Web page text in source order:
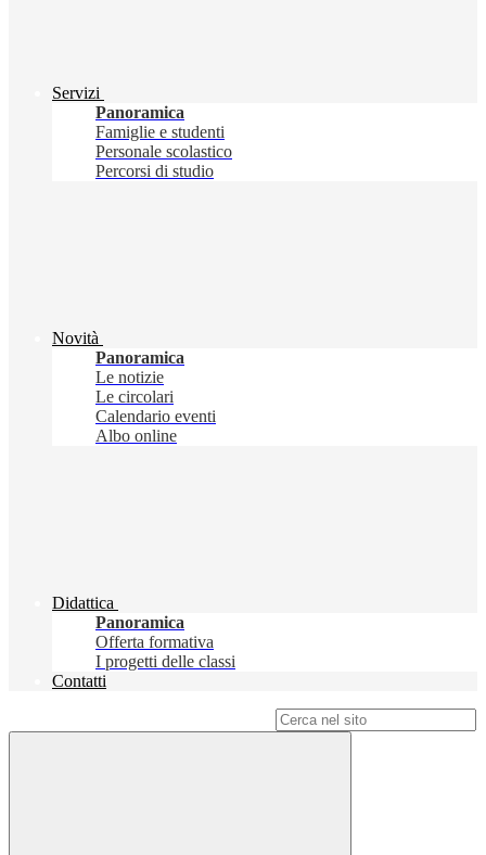
Servizi
Panoramica
Famiglie e studenti
Personale scolastico
Percorsi di studio
Novità
Panoramica
Le notizie
Le circolari
Calendario eventi
Albo online
Didattica
Panoramica
Offerta formativa
I progetti delle classi
Contatti